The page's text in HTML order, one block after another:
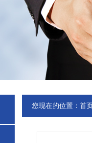
您现在的位置： 首